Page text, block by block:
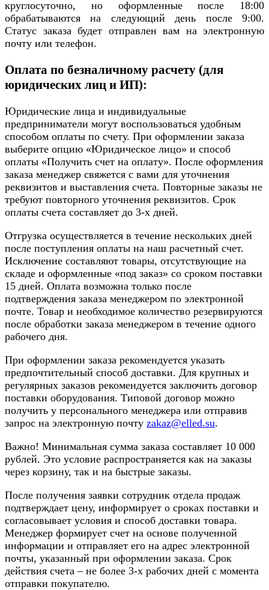
круглосуточно, но оформленные после 18:00
обрабатываются на следующий день после 9:00.
Статус заказа будет отправлен вам на электронную
почту или телефон.
Оплата по безналичному расчету (для
юридических лиц и ИП):
Юридические лица и индивидуальные
предприниматели могут воспользоваться удобным
способом оплаты по счету. При оформлении заказа
выберите опцию «Юридическое лицо» и способ
оплаты «Получить счет на оплату». После оформления
заказа менеджер свяжется с вами для уточнения
реквизитов и выставления счета. Повторные заказы не
требуют повторного уточнения реквизитов. Срок
оплаты счета составляет до 3-х дней.
Отгрузка осуществляется в течение нескольких дней
после поступления оплаты на наш расчетный счет.
Исключение составляют товары, отсутствующие на
складе и оформленные «под заказ» со сроком поставки
15 дней. Оплата возможна только после
подтверждения заказа менеджером по электронной
почте. Товар и необходимое количество резервируются
после обработки заказа менеджером в течение одного
рабочего дня.
При оформлении заказа рекомендуется указать
предпочтительный способ доставки. Для крупных и
регулярных заказов рекомендуется заключить договор
поставки оборудования. Типовой договор можно
получить у персонального менеджера или отправив
запрос на электронную почту zakaz@elled.su.
Важно! Минимальная сумма заказа составляет 10 000
рублей. Это условие распространяется как на заказы
через корзину, так и на быстрые заказы.
После получения заявки сотрудник отдела продаж
подтверждает цену, информирует о сроках поставки и
согласовывает условия и способ доставки товара.
Менеджер формирует счет на основе полученной
информации и отправляет его на адрес электронной
почты, указанный при оформлении заказа. Срок
действия счета – не более 3-х рабочих дней с момента
отправки покупателю.